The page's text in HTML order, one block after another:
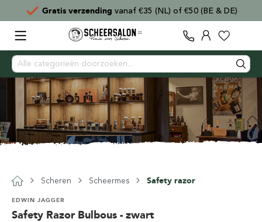
Gratis verzending vanaf €35 (NL) of €50 (BE & DE)
Scheren Scheermes Safety razor
Safety Razor Bulbous - zwart
EDWIN JAGGER